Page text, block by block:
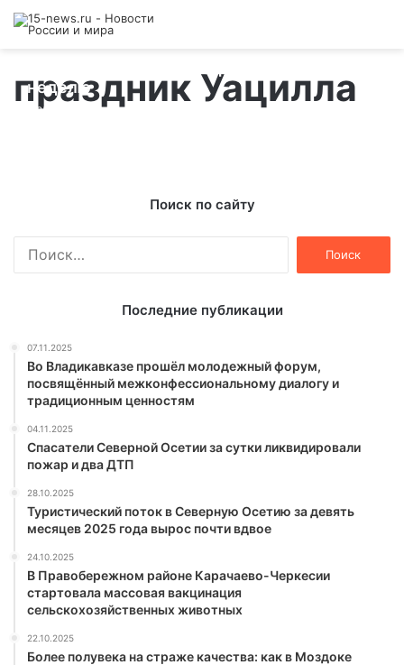
праздник Уацилла
неделю
25.06.2013
Поиск по сайту
Последние публикации
07.11.2025
Во Владикавказе прошёл молодежный форум,
посвящённый межконфессиональному диалогу и
традиционным ценностям
04.11.2025
Спасатели Северной Осетии за сутки ликвидировали
пожар и два ДТП
28.10.2025
Туристический поток в Северную Осетию за девять
месяцев 2025 года вырос почти вдвое
24.10.2025
В Правобережном районе Карачаево-Черкесии
стартовала массовая вакцинация
сельскохозяйственных животных
22.10.2025
Более полувека на страже качества: как в Моздоке